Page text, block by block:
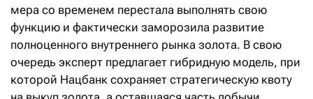
мера со временем перестала выполнять свою
функцию и фактически заморозила развитие
полноценного внутреннего рынка золота. В свою
очередь эксперт предлагает гибридную модель, при
которой Нацбанк сохраняет стратегическую квоту